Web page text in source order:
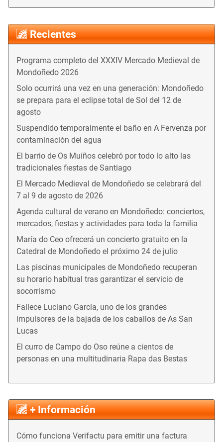
Recientes
Programa completo del XXXIV Mercado Medieval de
Mondoñedo 2026
Solo ocurrirá una vez en una generación: Mondoñedo
se prepara para el eclipse total de Sol del 12 de
agosto
Suspendido temporalmente el baño en A Fervenza por
contaminación del agua
El barrio de Os Muíños celebró por todo lo alto las
tradicionales fiestas de Santiago
El Mercado Medieval de Mondoñedo se celebrará del
7 al 9 de agosto de 2026
Agenda cultural de verano en Mondoñedo: conciertos,
mercados, fiestas y actividades para toda la familia
María do Ceo ofrecerá un concierto gratuito en la
Catedral de Mondoñedo el próximo 24 de julio
Las piscinas municipales de Mondoñedo recuperan
su horario habitual tras garantizar el servicio de
socorrismo
Fallece Luciano García, uno de los grandes
impulsores de la bajada de los caballos de As San
Lucas
El curro de Campo do Oso reúne a cientos de
personas en una multitudinaria Rapa das Bestas
+ Información
Cómo funciona Verifactu para emitir una factura